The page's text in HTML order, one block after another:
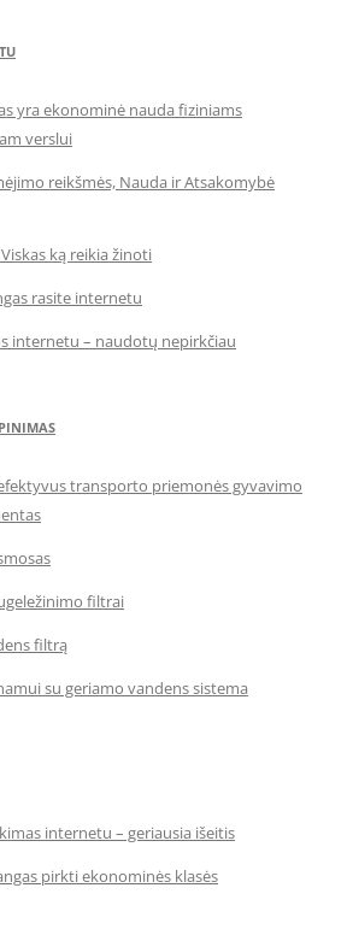
yra ekonominė nauda fiziniams
verslui
reikšmės, Nauda ir Atsakomybė
ką reikia žinoti
rasite internetu
internetu – naudotų nepirkčiau
transporto priemonės gyvavimo
filtrai
filtrą
su geriamo vandens sistema
internetu – geriausia išeitis
pirkti ekonominės klasės